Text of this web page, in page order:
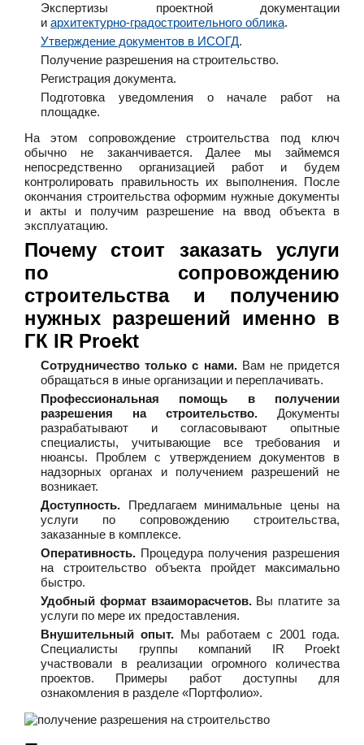
Экспертизы проектной документации
и архитектурно-градостроительного облика.
Утверждение документов в ИСОГД.
Получение разрешения на строительство.
Регистрация документа.
Подготовка уведомления о начале работ на
площадке.
На этом сопровождение строительства под ключ
обычно не заканчивается. Далее мы займемся
непосредственно организацией работ и будем
контролировать правильность их выполнения. После
окончания строительства оформим нужные документы
и акты и получим разрешение на ввод объекта в
эксплуатацию.
Почему стоит заказать услуги
по сопровождению
строительства и получению
нужных разрешений именно в
ГК IR Proekt
Сотрудничество только с нами.Вам не придется
обращаться в иные организации и переплачивать.
Профессиональная помощь в получении
разрешения на строительство. Документы
разрабатывают и согласовывают опытные
специалисты, учитывающие все требования и
нюансы. Проблем с утверждением документов в
надзорных органах и получением разрешений не
возникает.
Доступность. Предлагаем минимальные цены на
услуги по сопровождению строительства,
заказанные в комплексе.
Оперативность. Процедура получения разрешения
на строительство объекта пройдет максимально
быстро.
Удобный формат взаиморасчетов.Вы платите за
услуги по мере их предоставления.
Внушительный опыт. Мы работаем с 2001 года.
Специалисты группы компаний IR Proekt
участвовали в реализации огромного количества
проектов. Примеры работ доступны для
ознакомления в разделе «Портфолио».